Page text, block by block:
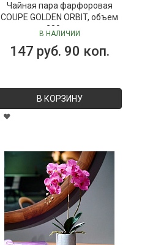
Чайная пара фарфоровая
COUPE GOLDEN ORBIT, объем
280 мл
В НАЛИЧИИ
147 руб. 90 коп.
В КОРЗИНУ